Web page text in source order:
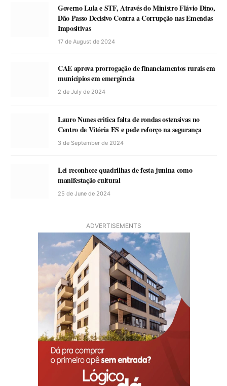
Governo Lula e STF, Através do Ministro Flávio Dino,
Dão Passo Decisivo Contra a Corrupção nas Emendas
Impositivas
17 de August de 2024
CAE aprova prorrogação de financiamentos rurais em
municípios em emergência
2 de July de 2024
Lauro Nunes critica falta de rondas ostensivas no
Centro de Vitória ES e pede reforço na segurança
3 de September de 2024
Lei reconhece quadrilhas de festa junina como
manifestação cultural
25 de June de 2024
ADVERTISEMENTS